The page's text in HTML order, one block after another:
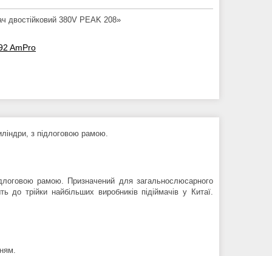
двостійковий 380V PEAK 208»
AmPro
з підлоговою рамою.
рамою. Призначений для загальнослюсарного
трійки найбільших виробників підіймачів у Китаї.